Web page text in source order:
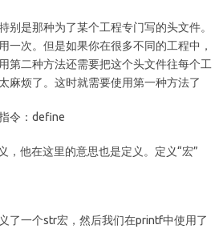
别是那种为了某个工程专门写的头文件。
一次。但是如果你在很多不同的工程中，
第二种方法还需要把这个头文件往每个工
麻烦了。这时就需要使用第一种方法了
令：define
，他在这里的意思也是定义。定义“宏”
了一个str宏，然后我们在printf中使用了